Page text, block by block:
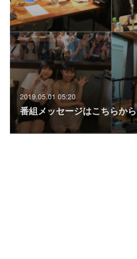
2019.05.01 05:20
番組メッセージはこちらから